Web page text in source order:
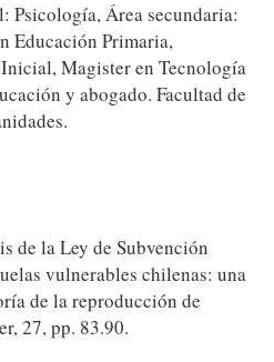
Psicología, Área secundaria:
Educación Primaria,
Magister en Tecnología
y abogado. Facultad de
de la Ley de Subvención
vulnerables chilenas: una
de la reproducción de
27, pp. 83.90.